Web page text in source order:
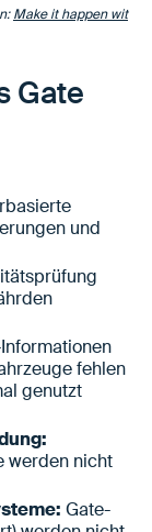
Make it happen wit
Gate
und
fehlen
genutzt
werden nicht
Gate-